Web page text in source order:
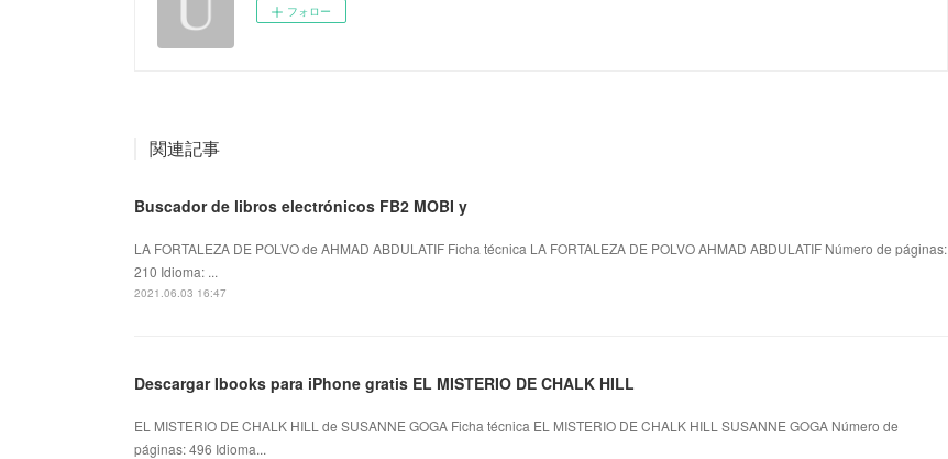
フォロー
関連記事
Buscador de libros electrónicos FB2 MOBI y
LA FORTALEZA DE POLVO de AHMAD ABDULATIF Ficha técnica LA FORTALEZA DE POLVO AHMAD ABDULATIF Número de páginas:
210 Idioma: ...
2021.06.03 16:47
Descargar Ibooks para iPhone gratis EL MISTERIO DE CHALK HILL
EL MISTERIO DE CHALK HILL de SUSANNE GOGA Ficha técnica EL MISTERIO DE CHALK HILL SUSANNE GOGA Número de
páginas: 496 Idioma...